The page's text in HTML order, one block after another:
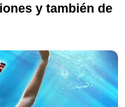
y también de